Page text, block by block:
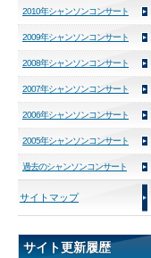
2010年シャンソンコンサート
2009年シャンソンコンサート
2008年シャンソンコンサート
2007年シャンソンコンサート
2006年シャンソンコンサート
2005年シャンソンコンサート
過去のシャンソンコンサート
サイトマップ
サイト更新履歴